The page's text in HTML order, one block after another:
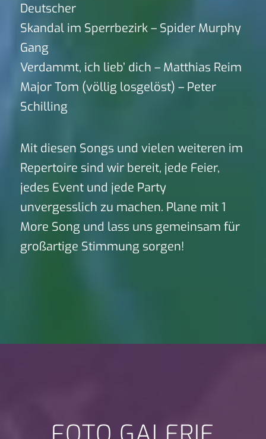
Deutscher
Skandal im Sperrbezirk – Spider Murphy
Gang
Verdammt, ich lieb’ dich – Matthias Reim
Major Tom (völlig losgelöst) – Peter
Schilling
Mit diesen Songs und vielen weiteren im
Repertoire sind wir bereit, jede Feier,
jedes Event und jede Party
unvergesslich zu machen. Plane mit 1
More Song und lass uns gemeinsam für
großartige Stimmung sorgen!